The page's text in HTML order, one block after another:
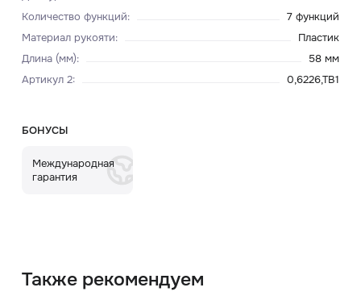
Количество функций:
7 функций
Материал рукояти:
Пластик
Длина (мм):
58 мм
Артикул 2: 0,6226,TB1
БОНУСЫ
Международная
гарантия
Также рекомендуем